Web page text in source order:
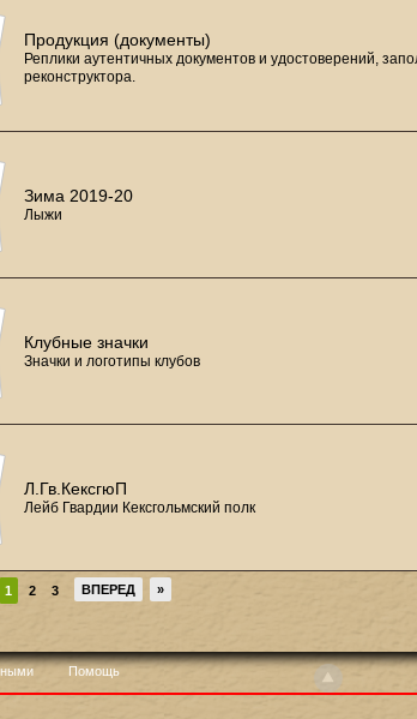
Продукция (документы)
Реплики аутентичных документов и удостоверений,
реконструктора.
Зима 2019-20
Лыжи
Клубные значки
Значки и логотипы клубов
Л.Гв.КексгюП
Лейб Гвардии Кексгольмский полк
1 2 3 ВПЕРЕД »
Помощь